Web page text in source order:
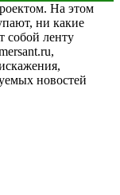
На этом
ни какие
собой ленту
новостей